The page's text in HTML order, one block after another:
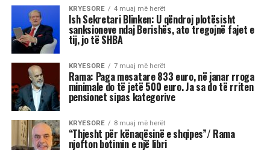
Gjithë ditën qarkulloi si lajm i madh: një
zv.ministër tymoste në lokal dhe ministrja e
Brendshme vendosi ta shkarkojë. Një cigare u
kthye në krizë qeveritare, një “ngjarje e
jashtëzakonshme” për ministrinë që duhej të
merrej me sigurinë e qytetarëve.